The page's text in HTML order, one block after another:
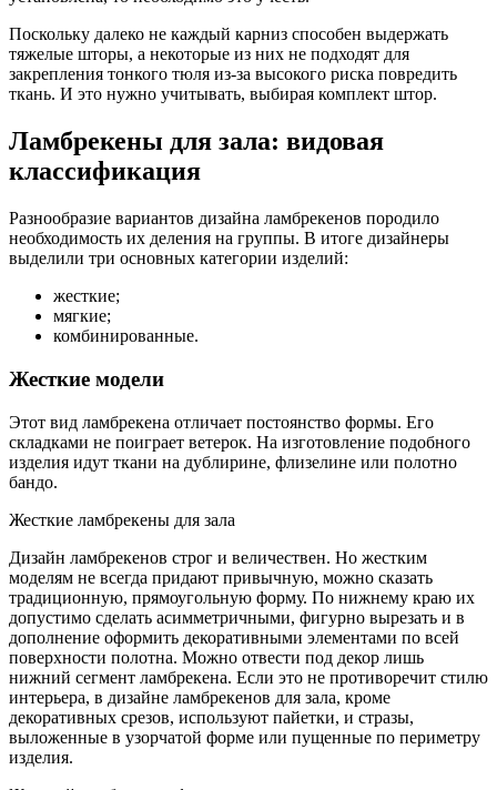
Поскольку далеко не каждый карниз способен выдержать
тяжелые шторы, а некоторые из них не подходят для
закрепления тонкого тюля из-за высокого риска повредить
ткань. И это нужно учитывать, выбирая комплект штор.
Ламбрекены для зала: видовая
классификация
Разнообразие вариантов дизайна ламбрекенов породило
необходимость их деления на группы. В итоге дизайнеры
выделили три основных категории изделий:
жесткие;
мягкие;
комбинированные.
Жесткие модели
Этот вид ламбрекена отличает постоянство формы. Его
складками не поиграет ветерок. На изготовление подобного
изделия идут ткани на дублирине, флизелине или полотно
бандо.
Жесткие ламбрекены для зала
Дизайн ламбрекенов строг и величествен. Но жестким
моделям не всегда придают привычную, можно сказать
традиционную, прямоугольную форму. По нижнему краю их
допустимо сделать асимметричными, фигурно вырезать и в
дополнение оформить декоративными элементами по всей
поверхности полотна. Можно отвести под декор лишь
нижний сегмент ламбрекена. Если это не противоречит стилю
интерьера, в дизайне ламбрекенов для зала, кроме
декоративных срезов, используют пайетки, и стразы,
выложенные в узорчатой форме или пущенные по периметру
изделия.